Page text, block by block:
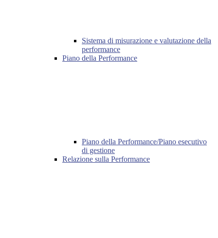
Sistema di misurazione e valutazione della
performance
Piano della Performance
Piano della Performance/Piano esecutivo
di gestione
Relazione sulla Performance